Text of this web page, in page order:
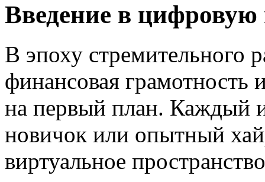
Введение в цифровую
В эпоху стремительного
финансовая грамотность
на первый план. Каждый
новичок или опытный
виртуальное